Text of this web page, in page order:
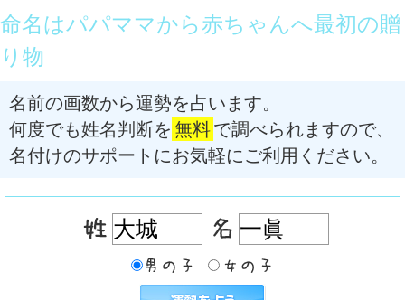
命名はパパママから赤ちゃんへ最初の贈
り物
名前の画数から運勢を占います。
何度でも姓名判断を 無料で調べられますので、
名付けのサポートにお気軽にご利用ください。